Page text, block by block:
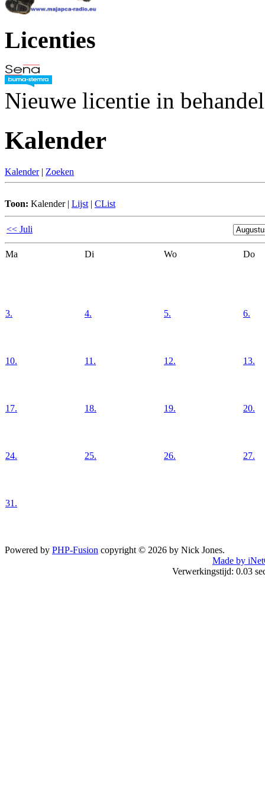
Licenties
Nieuwe licentie in
Kalender
Kalender | Zoeken
Toon: Kalender| Lijst | CList
<< Juli
Ma Di Wo Do
3. 4. 5. 6.
10. 11. 12. 13.
17. 18. 19. 20.
24. 25. 26. 27.
31.
Powered by PHP-Fusion copyright © 2026 by Nick Jones.
Made by
Verwerkingstijd: 0.03